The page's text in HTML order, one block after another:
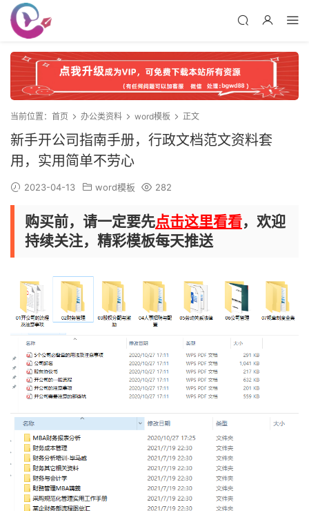
当前位置： 首页 办公类资料 word模板 正文
新手开公司指南手册，行政文档范文资料套
用，实用简单不劳心
2023-04-13 word模板 282
购买前，请一定要先点击这里看看，欢迎
持续关注，精彩模板每天推送